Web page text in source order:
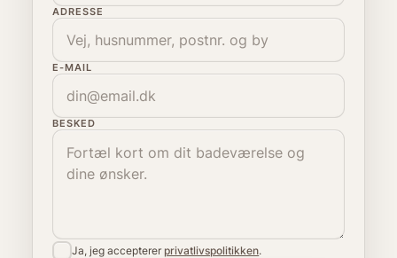
ADRESSE
E-MAIL
BESKED
Ja, jeg accepterer privatlivspolitikken.